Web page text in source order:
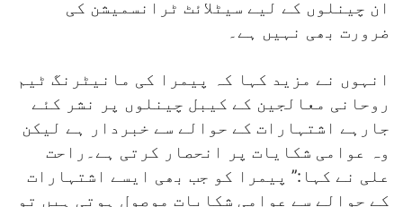
ان چینلوں کے لیے سیٹلائٹ ٹرانسمیشن کی
ضرورت بھی نہیں ہے۔
انہوں نے مزید کہا کہ پیمرا کی مانیٹرنگ ٹیم
روحانی معالجین کے کیبل چینلوں پر نشر کئے
جارہے اشتہارات کے حوالے سے خبردار ہے لیکن
وہ عوامی شکایات پر انحصار کرتی ہے۔راحت
علی نے کہا:’’ پیمرا کو جب بھی ایسے اشتہارات
کے حوالے سے عوامی شکایات موصول ہوتی ہیں تو